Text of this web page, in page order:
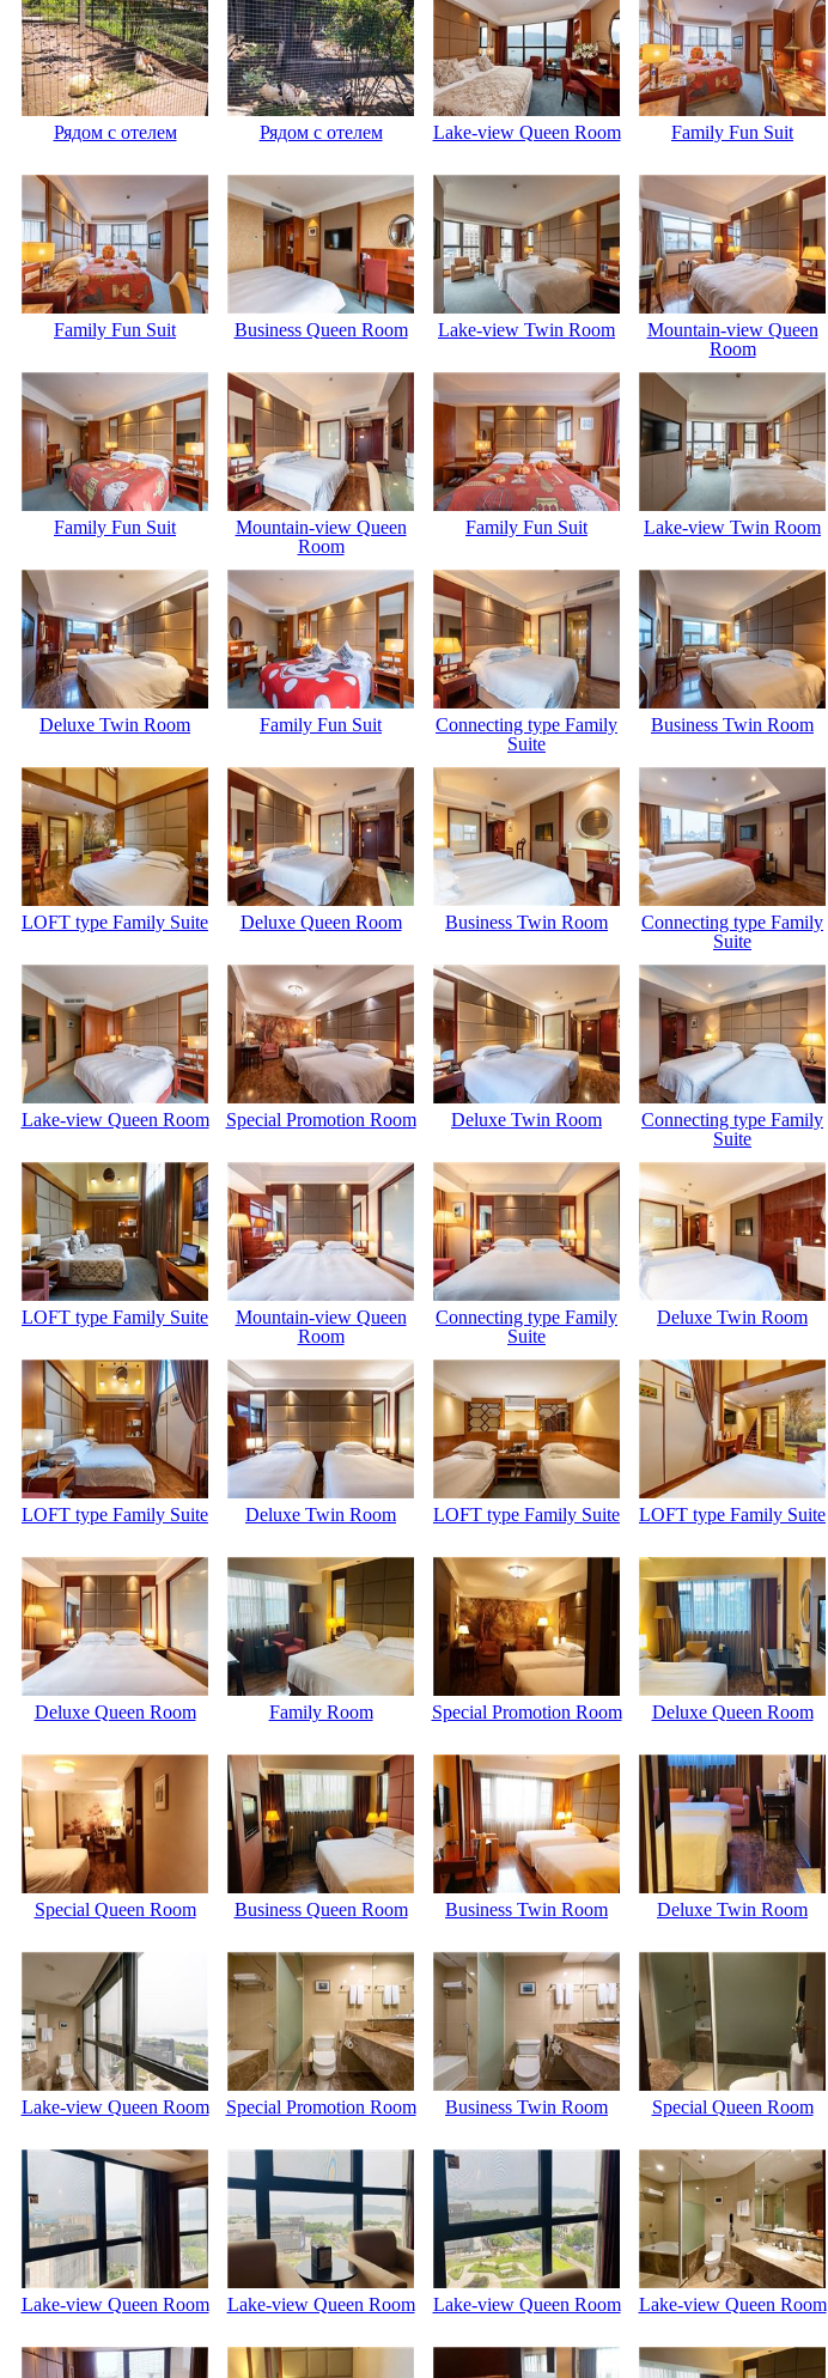
Рядом с отелем Рядом с отелем Lake-view Queen Room Family Fun Suit
Family Fun Suit Business Queen Room Lake-view Twin Room
Mountain-view Queen
Room
Family Fun Suit
Mountain-view Queen
Room
Family Fun Suit Lake-view Twin Room
Deluxe Twin Room Family Fun Suit
Connecting type Family
Suite
Business Twin Room
LOFT type Family Suite Deluxe Queen Room Business Twin Room
Connecting type Family
Suite
Lake-view Queen Room Special Promotion Room Deluxe Twin Room
Connecting type Family
Suite
LOFT type Family Suite
Mountain-view Queen
Room
Connecting type Family
Suite
Deluxe Twin Room
LOFT type Family Suite Deluxe Twin Room LOFT type Family Suite LOFT type Family Suite
Deluxe Queen Room Family Room Special Promotion Room Deluxe Queen Room
Special Queen Room Business Queen Room Business Twin Room Deluxe Twin Room
Lake-view Queen Room Special Promotion Room Business Twin Room Special Queen Room
Lake-view Queen Room Lake-view Queen Room Lake-view Queen Room Lake-view Queen Room